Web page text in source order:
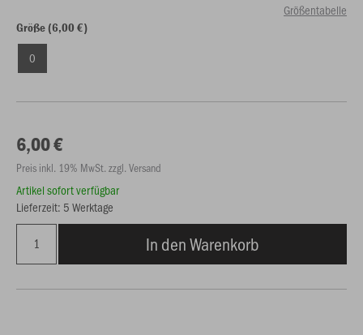
Größentabelle
Größe (6,00 €)
0
6,00 €
Preis inkl. 19% MwSt. zzgl. Versand
Artikel sofort verfügbar
Lieferzeit: 5 Werktage
In den Warenkorb